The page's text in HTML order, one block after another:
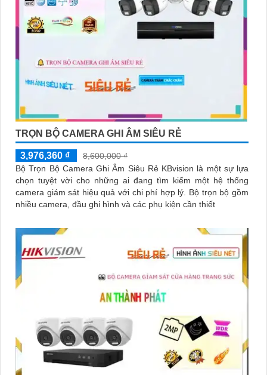
TRỌN BỘ CAMERA GHI ÂM SIÊU RẺ
3,976,360 ₫
8,600,000 ₫
Bộ Trọn Bộ Camera Ghi Âm Siêu Rẻ KBvision là một sự lựa
chọn tuyệt vời cho những ai đang tìm kiếm một hệ thống
camera giám sát hiệu quả với chi phí hợp lý. Bộ trọn bộ gồm
nhiều camera, đầu ghi hình và các phụ kiện cần thiết